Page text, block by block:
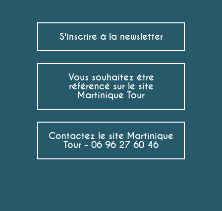
S'inscrire à la newsletter
Vous souhaitez être
référencé sur le site
Martinique Tour
Contactez le site Martinique
Tour - 06 96 27 60 46